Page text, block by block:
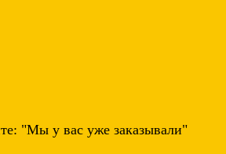
"Мы у вас уже заказывали"